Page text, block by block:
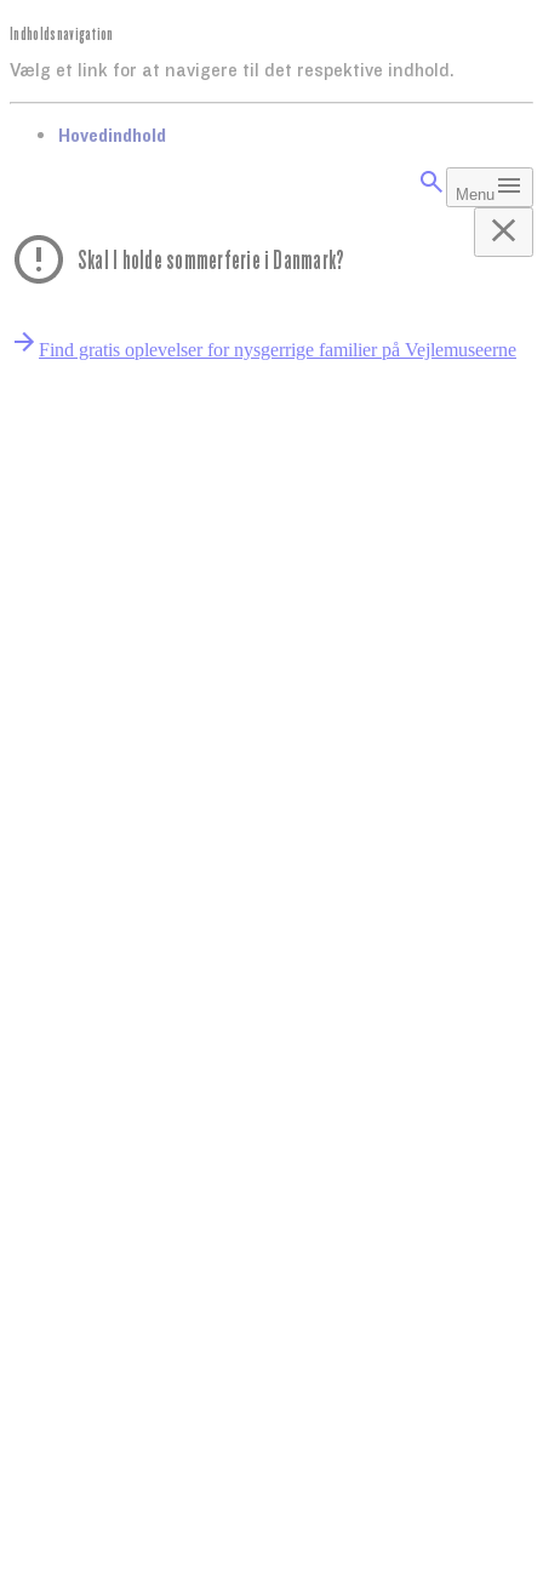
Indholdsnavigation
Vælg et link for at navigere til det respektive indhold.
gå til
Hovedindhold
Menu
Skal I holde sommerferie i Danmark?
Find gratis oplevelser for nysgerrige familier på Vejlemuseerne